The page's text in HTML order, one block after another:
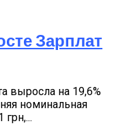
Зарплат
выросла на 19,6%
номинальная
грн,...